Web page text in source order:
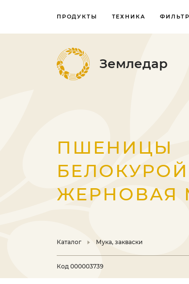
ПРОДУКТЫ ТЕХНИКА
Земледар
ПШЕНИЦЫ
БЕЛОКУРОЙ
ЖЕРНОВАЯ
Каталог Мука, закваски
Код 000003739